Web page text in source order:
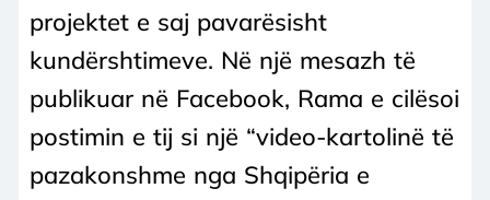
projektet e saj pavarësisht
kundërshtimeve. Në një mesazh të
publikuar në Facebook, Rama e cilësoi
postimin e tij si një “video-kartolinë të
pazakonshme nga Shqipëria e